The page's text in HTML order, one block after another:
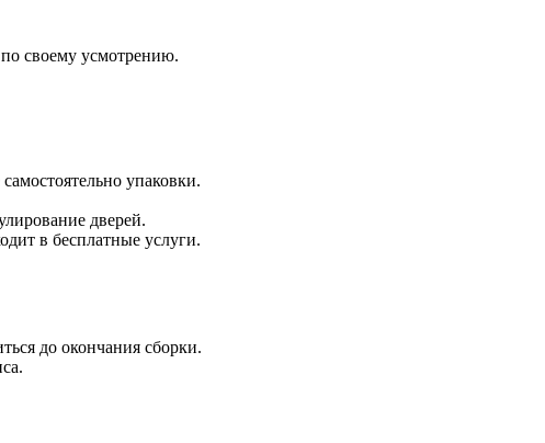
своему усмотрению.
упаковки.
дверей.
в бесплатные услуги.
до окончания сборки.